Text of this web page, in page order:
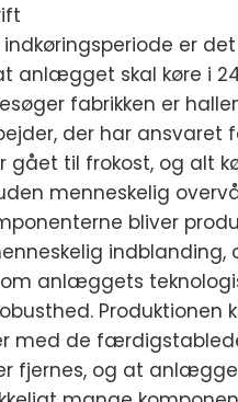
indkøringsperiode er det
anlægget skal køre i
fabrikken er
der har ansvaret
til frokost, og alt
menneskelig
bliver
indblanding,
anlæggets
Produktionen
med de
fjernes, og at